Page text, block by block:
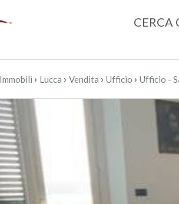
CERCA
Immobili › Lucca › Vendita › Ufficio › Ufficio -